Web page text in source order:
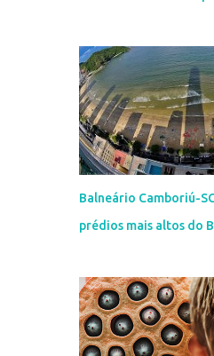
Balneário Camboriú-
prédios mais altos do